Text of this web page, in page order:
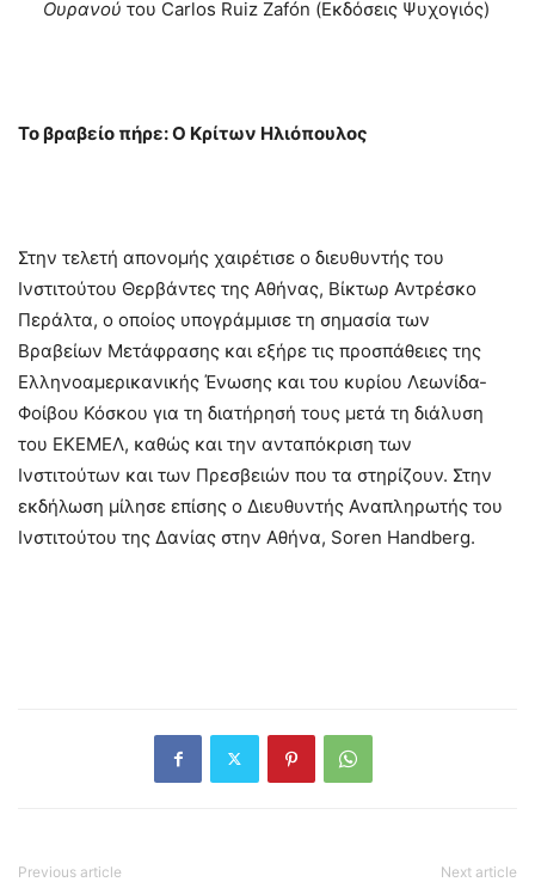
Ουρανού του Carlos Ruiz Zafón (Εκδόσεις Ψυχογιός)
Το βραβείο πήρε: Ο Κρίτων Ηλιόπουλος
Στην τελετή απονομής χαιρέτισε ο διευθυντής του
Ινστιτούτου Θερβάντες της Αθήνας, Βίκτωρ Αντρέσκο
Περάλτα, ο οποίος υπογράμμισε τη σημασία των
Βραβείων Μετάφρασης και εξήρε τις προσπάθειες της
Ελληνοαμερικανικής Ένωσης και του κυρίου Λεωνίδα-
Φοίβου Κόσκου για τη διατήρησή τους μετά τη διάλυση
του ΕΚΕΜΕΛ, καθώς και την ανταπόκριση των
Ινστιτούτων και των Πρεσβειών που τα στηρίζουν. Στην
εκδήλωση μίλησε επίσης ο Διευθυντής Αναπληρωτής του
Ινστιτούτου της Δανίας στην Αθήνα, Soren Handberg.
Previous article Next article